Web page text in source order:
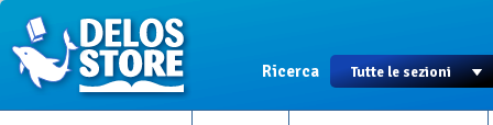
Ricerca